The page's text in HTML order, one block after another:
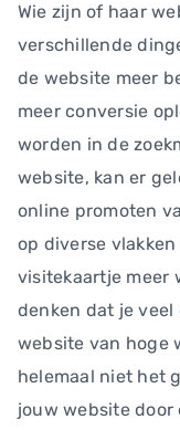
Wie zijn of haar
verschillende
de website meer
meer conversie
worden in de
website, kan er
online promoten
op diverse
visitekaartje meer
denken dat je
website van hoge
helemaal niet het
jouw website